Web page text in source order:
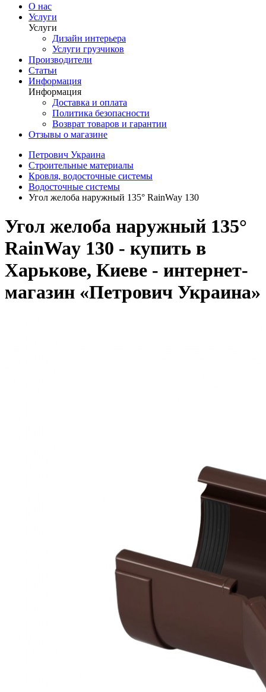
О нас
Услуги
Услуги
Дизайн интерьера
Услуги грузчиков
Производители
Статьи
Информация
Информация
Доставка и оплата
Политика безопасности
Возврат товаров и гарантии
Отзывы о магазине
Петрович Украина
Строительные материалы
Кровля, водосточные системы
Водосточные системы
Угол желоба наружный 135° RainWay 130
Угол желоба наружный 135°
RainWay 130 - купить в
Харькове, Киеве - интернет-
магазин «Петрович Украина»